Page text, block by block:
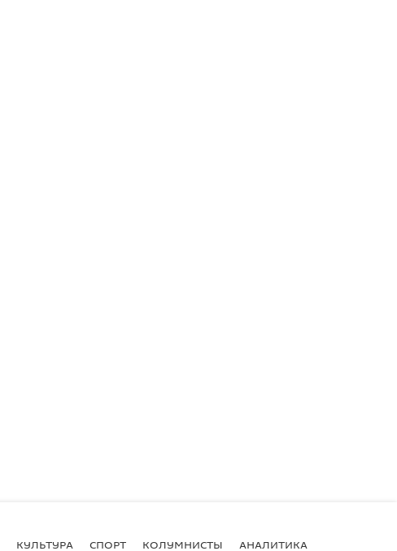
КУЛЬТУРА СПОРТ КОЛУМНИСТЫ АНАЛИТИКА